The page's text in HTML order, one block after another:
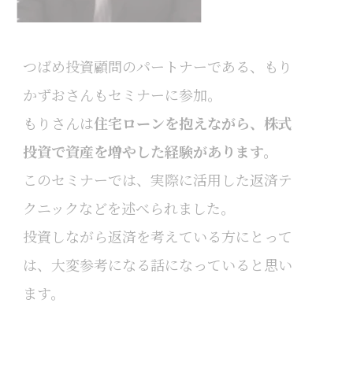
つばめ投資顧問のパートナーである、もり
かずおさんもセミナーに参加。
もりさんは住宅ローンを抱えながら、株式
投資で資産を増やした経験があります。
このセミナーでは、実際に活用した返済テ
クニックなどを述べられました。
投資しながら返済を考えている方にとって
は、大変参考になる話になっていると思い
ます。